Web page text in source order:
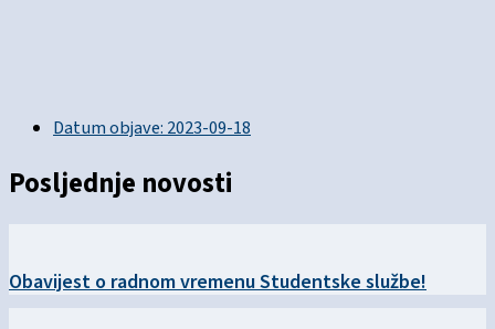
Datum objave:2023-09-18
Posljednje novosti
Obavijest o radnom vremenu Studentske službe!